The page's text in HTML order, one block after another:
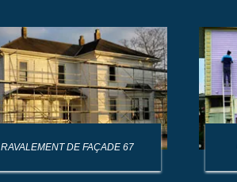
RAVALEMENT DE FAÇADE 67